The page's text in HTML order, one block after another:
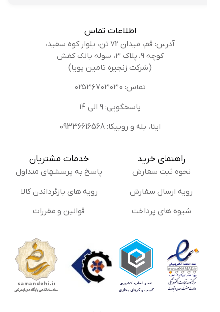
اطلاعات تماس
آدرس: قم، میدان 72 تن، بلوار کوه سفید،
کوچه 9، پلاک 3، سوله بانک کفش
(شرکت زنجیره تامین پویا)
تماس: 02536703030
پاسخگویی: 9 الی 14
ایتا، بله و روبیکا: 09336616568
راهنمای خرید
نحوه ثبت سفارش
رویه ارسال سفارش
شیوه های پرداخت
خدمات مشتریان
پاسخ به پرسشهای متداول
رویه های بازگرداندن کالا
قوانین و مقررات